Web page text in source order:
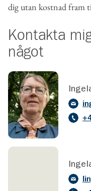
dig utan kostnad fram
Kontakta
något